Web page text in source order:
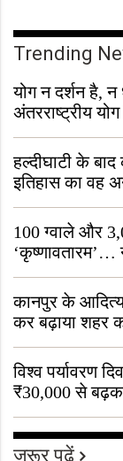
Trending
योग न दर्शन है, न
अंतरराष्ट्रीय
हल्दीघाटी के
इतिहास का वह
जीवित है
100 ग्वाले और
‘कृष्णावतारम’…
“ऐसा तो सिर्फ़
कानपुर के
कर बढ़ाया शहर
विश्व पर्यावरण
₹30,000 से
जरूर पढ़ें